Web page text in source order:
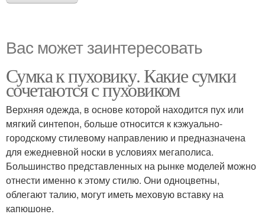
Вас может заинтересовать
Сумка к пуховику. Какие сумки
сочетаются с пуховиком
Верхняя одежда, в основе которой находится пух или
мягкий синтепон, больше относится к кэжуально-
городскому стилевому направлению и предназначена
для ежедневной носки в условиях мегаполиса.
Большинство представленных на рынке моделей можно
отнести именно к этому стилю. Они одноцветны,
облегают талию, могут иметь меховую вставку на
капюшоне.